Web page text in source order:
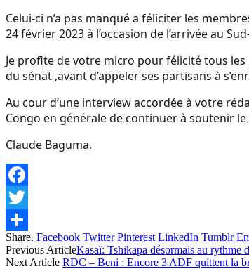
Celui-ci n’a pas manqué a féliciter les
24 février 2023 à l’occasion de l’arrivée au
Je profite de votre micro pour félicité tous
du sénat ,avant d’appeler ses partisans à
Au cour d’une interview accordée à votre
Congo en générale de continuer à soutenir
Claude Baguma.
Facebook
Twitter
Share
Share. Facebook Twitter Pinterest LinkedIn Tumblr
Previous ArticleKasaï: Tshikapa désormais au rythme
Next Article RDC – Beni : Encore 3 ADF quittent la